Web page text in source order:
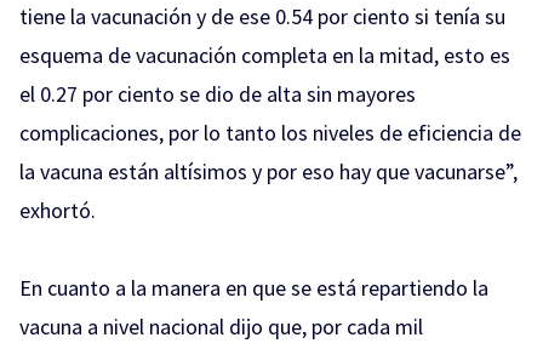
tiene la vacunación y de ese 0.54 por ciento si tenía su
esquema de vacunación completa en la mitad, esto es
el 0.27 por ciento se dio de alta sin mayores
complicaciones, por lo tanto los niveles de eficiencia de
la vacuna están altísimos y por eso hay que vacunarse”,
exhortó.
En cuanto a la manera en que se está repartiendo la
vacuna a nivel nacional dijo que, por cada mil